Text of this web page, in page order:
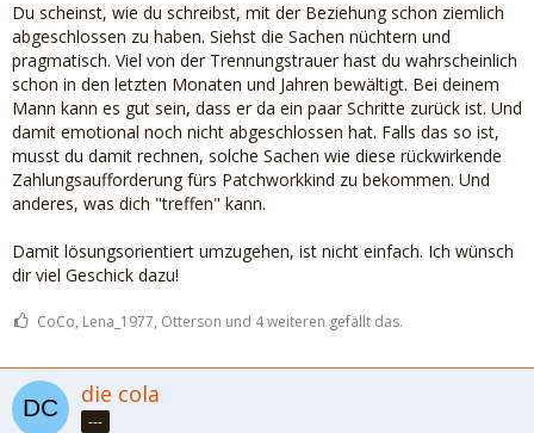
Du scheinst, wie du schreibst, mit der Beziehung schon ziemlich
abgeschlossen zu haben. Siehst die Sachen nüchtern und
pragmatisch. Viel von der Trennungstrauer hast du wahrscheinlich
schon in den letzten Monaten und Jahren bewältigt. Bei deinem
Mann kann es gut sein, dass er da ein paar Schritte zurück ist. Und
damit emotional noch nicht abgeschlossen hat. Falls das so ist,
musst du damit rechnen, solche Sachen wie diese rückwirkende
Zahlungsaufforderung fürs Patchworkkind zu bekommen. Und
anderes, was dich "treffen" kann.
Damit lösungsorientiert umzugehen, ist nicht einfach. Ich wünsch
dir viel Geschick dazu!
CoCo, Lena_1977, Otterson und 4 weiteren gefällt das.
die cola
---